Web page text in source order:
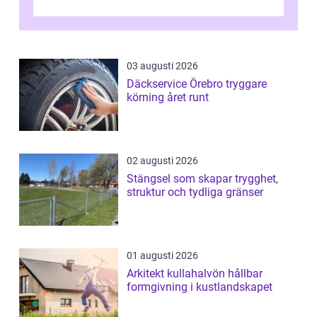
03 augusti 2026
Däckservice Örebro tryggare
körning året runt
02 augusti 2026
Stängsel som skapar trygghet,
struktur och tydliga gränser
01 augusti 2026
Arkitekt kullahalvön hållbar
formgivning i kustlandskapet